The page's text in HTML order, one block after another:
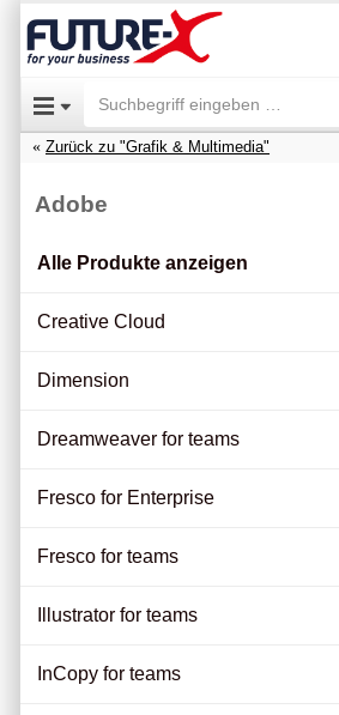
Zurück zu "Grafik & Multimedia"
Adobe
Alle Produkte anzeigen
Creative Cloud
Dimension
Dreamweaver for teams
Fresco for Enterprise
Fresco for teams
Illustrator for teams
InCopy for teams